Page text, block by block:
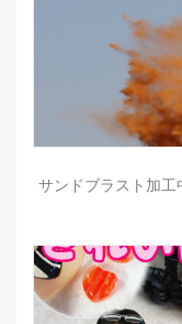
サンドブラスト加